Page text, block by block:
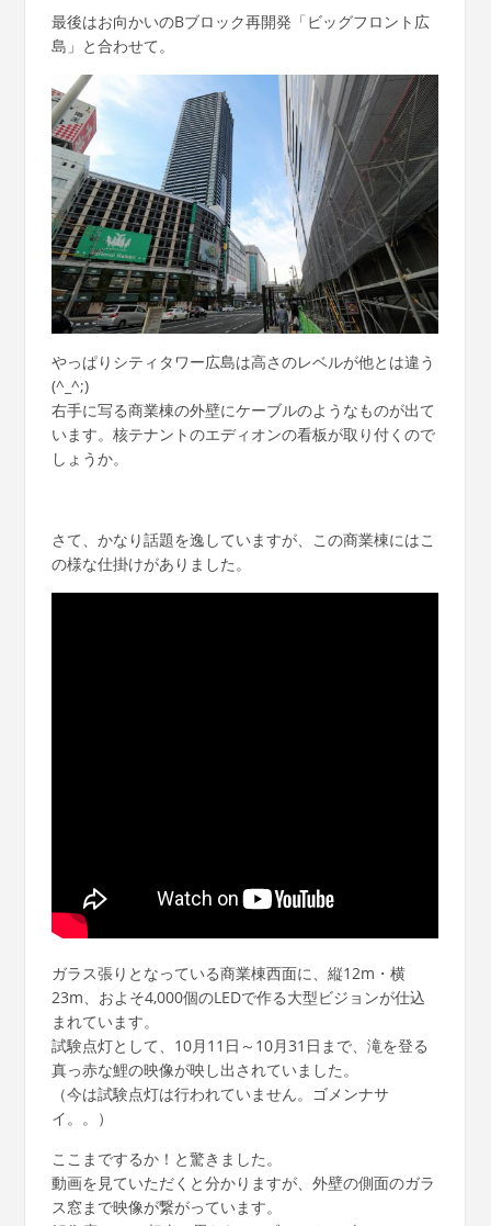
最後はお向かいのBブロック再開発「ビッグフロント広
島」と合わせて。
やっぱりシティタワー広島は高さのレベルが他とは違う
(^_^;)
右手に写る商業棟の外壁にケーブルのようなものが出て
います。核テナントのエディオンの看板が取り付くので
しょうか。
さて、かなり話題を逸していますが、この商業棟にはこ
の様な仕掛けがありました。
ガラス張りとなっている商業棟西面に、縦12m・横
23m、およそ4,000個のLEDで作る大型ビジョンが仕込
まれています。
試験点灯として、10月11日～10月31日まで、滝を登る
真っ赤な鯉の映像が映し出されていました。
（今は試験点灯は行われていません。ゴメンナサ
イ。。）
ここまでするか！と驚きました。
動画を見ていただくと分かりますが、外壁の側面のガラ
ス窓まで映像が繋がっています。